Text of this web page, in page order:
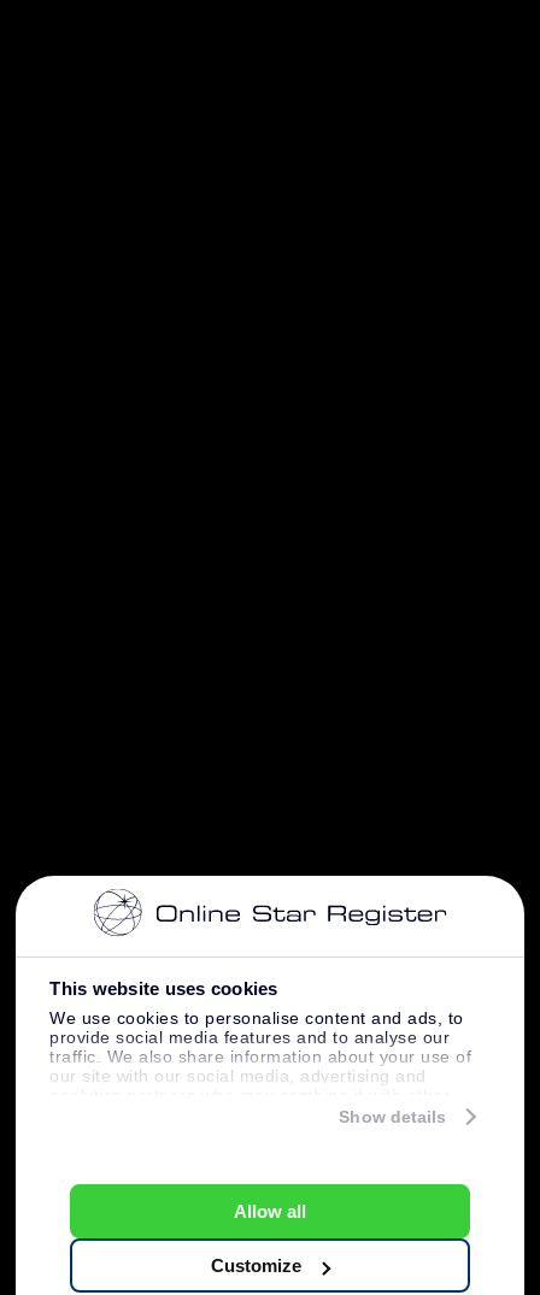
This website uses cookies
We use cookies to personalise content and ads, to
provide social media features and to analyse our
traffic. We also share information about your use of
our site with our social media, advertising and
information that you’ve provided to them or that
Show details
Allow all
Customize